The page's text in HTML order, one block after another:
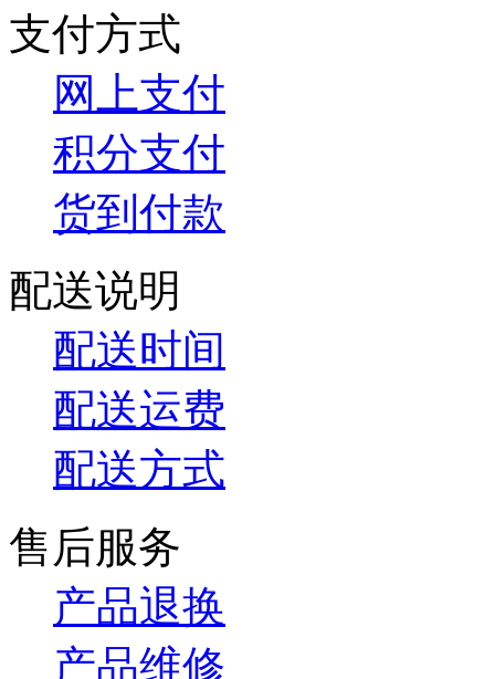
支付方式
网上支付
积分支付
货到付款
配送说明
配送时间
配送运费
配送方式
售后服务
产品退换
产品维修